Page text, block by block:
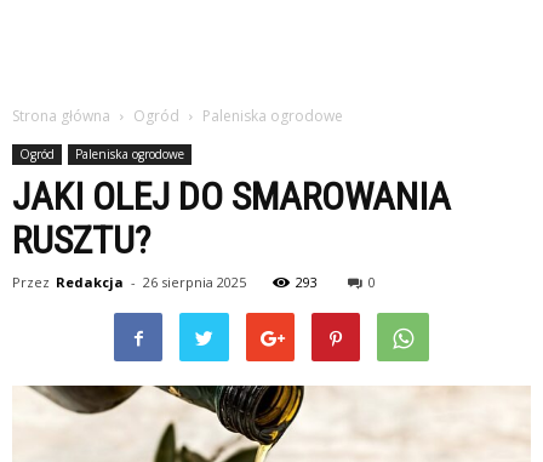
Strona główna Ogród Paleniska ogrodowe
Ogród Paleniska ogrodowe
JAKI OLEJ DO SMAROWANIA
RUSZTU?
Przez Redakcja - 26 sierpnia 2025 293 0